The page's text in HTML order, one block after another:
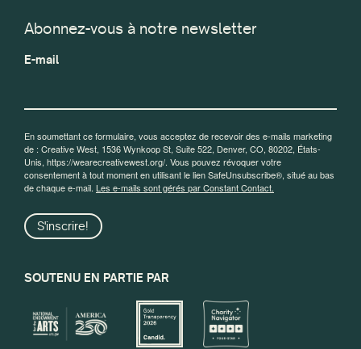
Abonnez-vous à notre newsletter
E-mail
En soumettant ce formulaire, vous acceptez de recevoir des e-mails marketing
de : Creative West, 1536 Wynkoop St, Suite 522, Denver, CO, 80202, États-
Unis, https://wearecreativewest.org/. Vous pouvez révoquer votre
consentement à tout moment en utilisant le lien SafeUnsubscribe®, situé au bas
de chaque e-mail. Les e-mails sont gérés par Constant Contact.
S'inscrire!
SOUTENU EN PARTIE PAR